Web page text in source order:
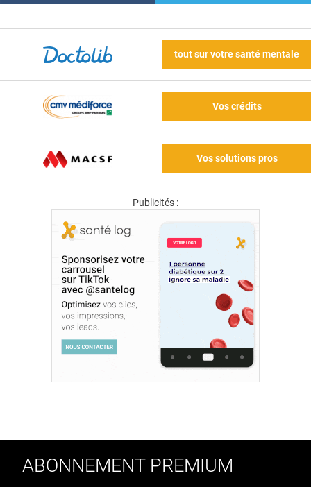
tout sur votre santé mentale
Vos crédits
Vos solutions pros
Publicités :
ABONNEMENT PREMIUM